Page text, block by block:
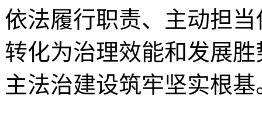
依法履行职责、主动担
转化为治理效能和发展
主法治建设筑牢坚实根基